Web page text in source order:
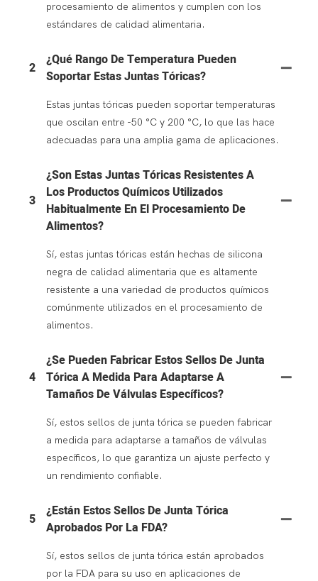
procesamiento de alimentos y cumplen con los
estándares de calidad alimentaria.
2
¿Qué Rango De Temperatura Pueden
Soportar Estas Juntas Tóricas?
Estas juntas tóricas pueden soportar temperaturas
que oscilan entre -50 °C y 200 °C, lo que las hace
adecuadas para una amplia gama de aplicaciones.
3
¿Son Estas Juntas Tóricas Resistentes A
Los Productos Químicos Utilizados
Habitualmente En El Procesamiento De
Alimentos?
Sí, estas juntas tóricas están hechas de silicona
negra de calidad alimentaria que es altamente
resistente a una variedad de productos químicos
comúnmente utilizados en el procesamiento de
alimentos.
4
¿Se Pueden Fabricar Estos Sellos De Junta
Tórica A Medida Para Adaptarse A
Tamaños De Válvulas Específicos?
Sí, estos sellos de junta tórica se pueden fabricar
a medida para adaptarse a tamaños de válvulas
específicos, lo que garantiza un ajuste perfecto y
un rendimiento confiable.
5
¿Están Estos Sellos De Junta Tórica
Aprobados Por La FDA?
Sí, estos sellos de junta tórica están aprobados
por la FDA para su uso en aplicaciones de